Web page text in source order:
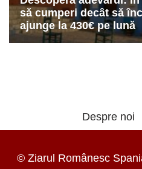
Despre noi
© Ziarul Românesc